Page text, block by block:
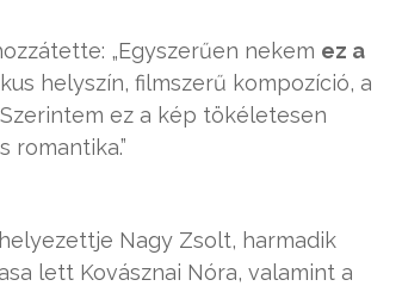
„Egyszerűen nekem ez a
helyszín, filmszerű kompozíció, a
ez a kép tökéletesen
romantika.”
Nagy Zsolt, harmadik
lett Kovásznai Nóra, valamint a